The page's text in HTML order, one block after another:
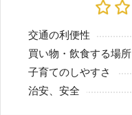
交通の利便性
買い物・飲食する場所
子育てのしやすさ
治安、安全